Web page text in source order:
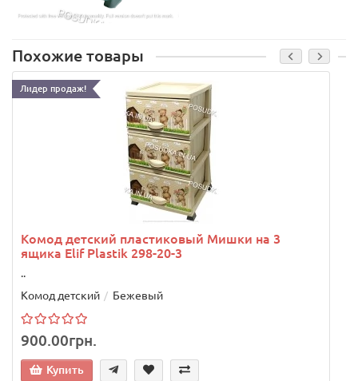
Похожие товары
Лидер продаж!
Комод детский пластиковый Мишки на 3
ящика Elif Plastik 298-20-3
..
Комод детский
Бежевый
900.00грн.
Купить